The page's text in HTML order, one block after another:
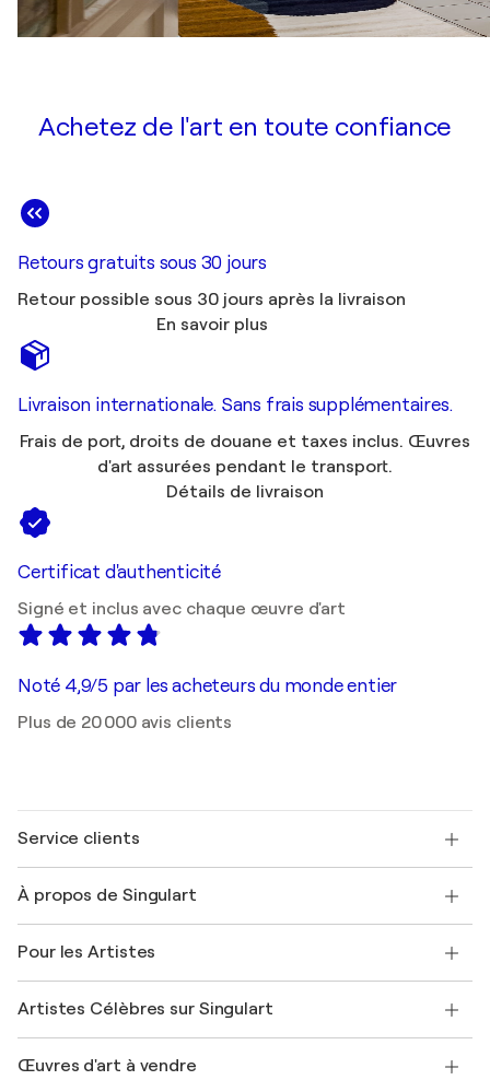
Achetez de l'art en toute confiance
Retours gratuits sous 30 jours
Retour possible sous 30 jours après la livraison
En savoir plus
Livraison internationale. Sans frais supplémentaires.
Frais de port, droits de douane et taxes inclus. Œuvres
d'art assurées pendant le transport.
Détails de livraison
Certificat d'authenticité
Signé et inclus avec chaque œuvre d'art
Noté 4,9/5 par les acheteurs du monde entier
Plus de 20 000 avis clients
Service clients
Expédition
Offrir une carte cadeau
Rejoignez notre programme commercial
Mon compte
+33 1 76 44 06 42
À propos de Singulart
FAQ
Magazine Singulart
Emplois
Découvrez une sélection d'art original
Pour les Artistes
Se connecter en tant qu'Artiste
Artistes Célèbres sur Singulart
Marc Chagall
Œuvres d'art à vendre